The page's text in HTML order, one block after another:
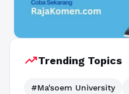
trending_upTrending Topics
#Ma'soem University